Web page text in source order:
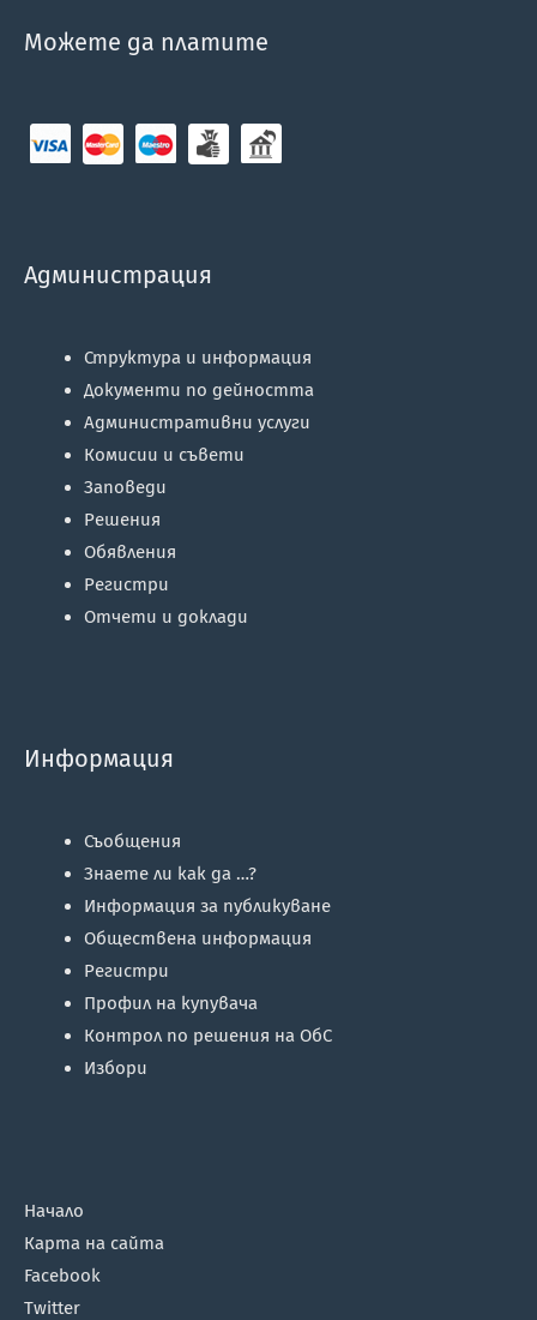
Можете да платите
Администрация
Структура и информация
Документи по дейността
Административни услуги
Комисии и съвети
Заповеди
Решения
Обявления
Регистри
Отчети и доклади
Информация
Съобщения
Знаете ли как да …?
Информация за публикуване
Обществена информация
Регистри
Профил на купувача
Контрол по решения на ОбС
Избори
Начало
Карта на сайта
Facebook
Twitter